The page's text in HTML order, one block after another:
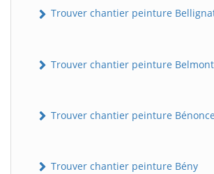
Trouver chantier peinture
Trouver chantier peinture
Trouver chantier peinture
Trouver chantier peinture Bény